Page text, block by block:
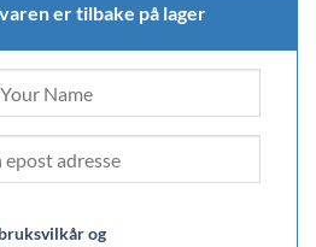
er tilbake på lager
bruksvilkår og